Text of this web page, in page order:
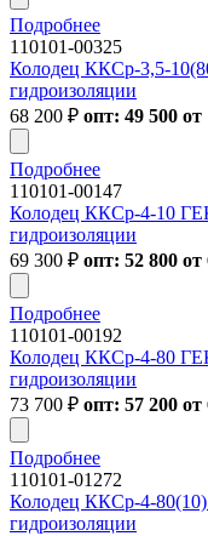
Подробнее
110101-00325
Колодец ККСр-3,5-
гидроизоляции
68 200 ₽ опт: 49 500
Подробнее
110101-00147
Колодец ККСр-4-10
гидроизоляции
69 300 ₽ опт: 52 800
Подробнее
110101-00192
Колодец ККСр-4-80
гидроизоляции
73 700 ₽ опт: 57 200
Подробнее
110101-01272
Колодец ККСр-4-
гидроизоляции